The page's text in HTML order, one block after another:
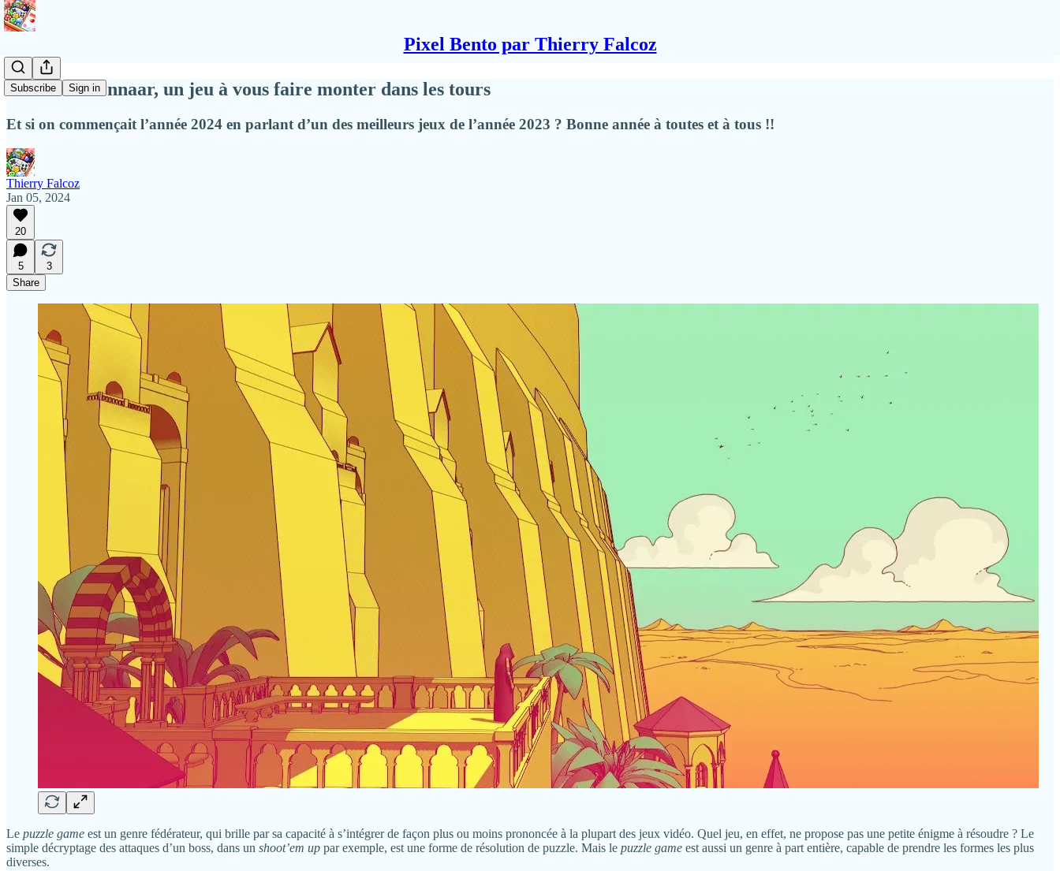
Pixel Bento par Thierry Falcoz
Subscribe Sign in
Chants of Sennaar, un jeu à vous faire monter dans les tours
Et si on commençait l’année 2024 en parlant d’un des meilleurs jeux de l’année 2023 ? Bonne année à toutes et à tous !!
Thierry Falcoz
Jan 05, 2024
20
5
3
Share
Le puzzle game est un genre fédérateur, qui brille par sa capacité à s’intégrer de façon plus ou moins prononcée à la plupart des jeux vidéo. Quel jeu, en effet, ne propose pas une petite énigme à résoudre ? Le
simple décryptage des attaques d’un boss, dans un shoot’em up par exemple, est une forme de résolution de puzzle. Mais le puzzle game est aussi un genre à part entière, capable de prendre les formes les plus
diverses.